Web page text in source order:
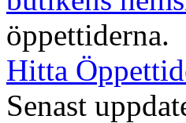
öppettiderna.
Hitta
Senast